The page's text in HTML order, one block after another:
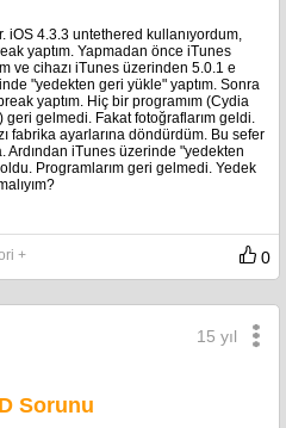
4.3.3 untethered kullanıyordum,
yaptım. Yapmadan önce iTunes
ve cihazı iTunes üzerinden 5.0.1 e
"yedekten geri yükle" yaptım. Sonra
yaptım. Hiç bir programım (Cydia
gelmedi. Fakat fotoğraflarım geldi.
fabrika ayarlarına döndürdüm. Bu sefer
Ardından iTunes üzerinde "yedekten
Programlarım geri gelmedi. Yedek
+ 0
15 yıl
Sorunu